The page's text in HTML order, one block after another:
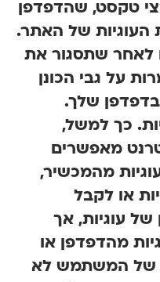
טקסט, שהדפדפן
של האתר.
שתסגור את
על גבי הכונן
שלך.
כך למשל,
מאפשרים
מהמכשיר,
או לקבל
עוגיות, אך
מהדפדפן או
המשתמש לא